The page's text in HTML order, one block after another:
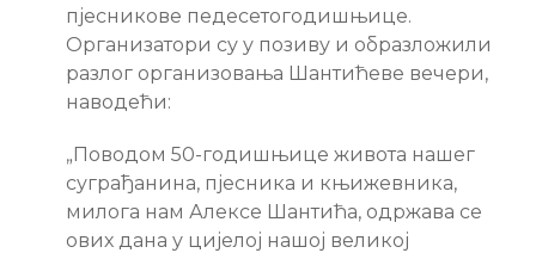
пјесникове педесетогодишњице.
Организатори су у позиву и образложили
разлог организовања Шантићеве вечери,
наводећи:
„Поводом 50-годишњице живота нашег
суграђанина, пјесника и књижевника,
милога нам Алексе Шантића, одржава се
ових дана у цијелој нашој великој